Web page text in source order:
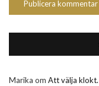
Marika om Att välja klokt.